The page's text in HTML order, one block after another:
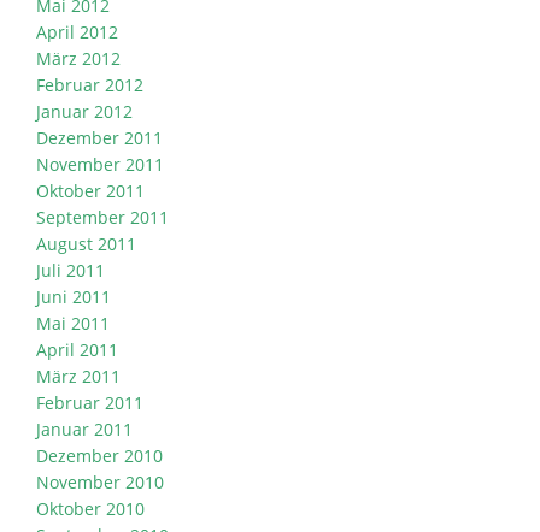
Mai 2012
April 2012
März 2012
Februar 2012
Januar 2012
Dezember 2011
November 2011
Oktober 2011
September 2011
August 2011
Juli 2011
Juni 2011
Mai 2011
April 2011
März 2011
Februar 2011
Januar 2011
Dezember 2010
November 2010
Oktober 2010